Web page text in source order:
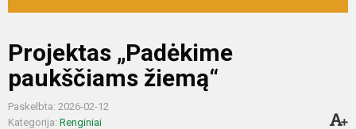
Projektas „Padėkime
paukščiams žiemą“
Paskelbta: 2026-02-12
Kategorija: Renginiai